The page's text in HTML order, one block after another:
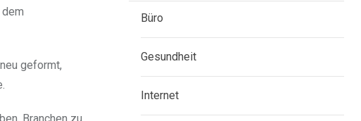
geformt,
Büro
Gesundheit
Internet